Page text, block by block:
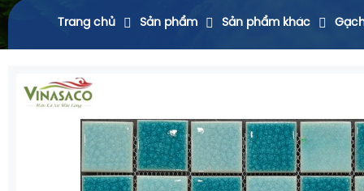
Trang chủ Sản phẩm Sản phẩm khác